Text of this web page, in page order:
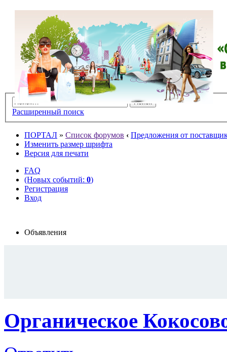
Расширенный поиск
ПОРТАЛ » Список форумов ‹ Предложения от
Изменить размер шрифта
Версия для печати
FAQ
(Новых событий: 0)
Регистрация
Вход
Объявления
Органическое